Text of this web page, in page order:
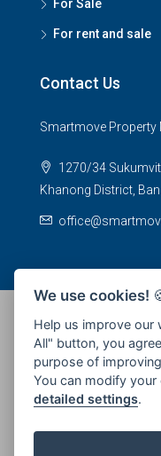
For Sale
For rent and sale
Contact Us
Smartmove Property
1270/34
Khanong District,
© 2026 SPS Smartmove
reserved
We use cookies!
Help us improve our
All" button, you
purpose of
You can modify
detailed settings.